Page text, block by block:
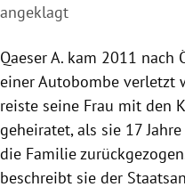
angeklagt
Qaeser A. kam 2011 nach
einer Autobombe verletzt
reiste seine Frau mit den
geheiratet, als sie 17
die Familie
beschreibt sie der